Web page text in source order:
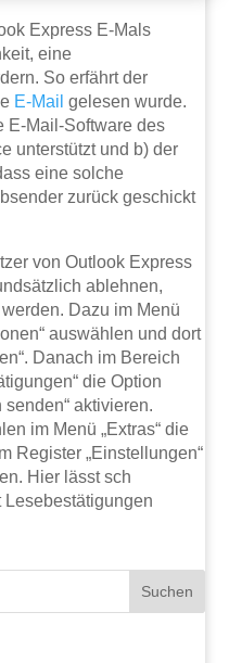
Express E-Mals
eine
So erfährt der
E-Mail gelesen wurde.
E-Mail-Software des
unterstützt und b) der
eine solche
zurück geschickt
von Outlook Express
ablehnen,
Dazu im Menü
auswählen und dort
Danach im Bereich
die Option
aktivieren.
im Menü „Extras“ die
Register „Einstellungen“
Hier lässt sch